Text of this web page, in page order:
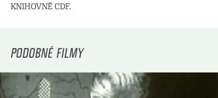
KNIHOVNĚ CDF.
PODOBNÉ FILMY